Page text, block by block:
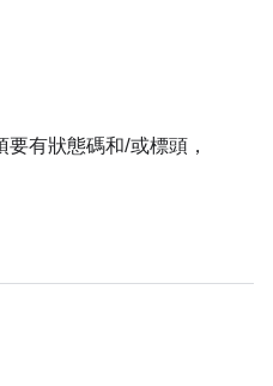
有狀態碼和/或標頭，